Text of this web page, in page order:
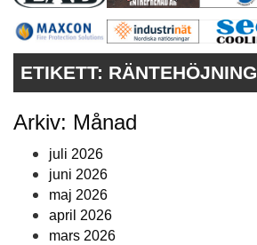
VÅRA ANDRA MAGASIN
ANNONSERA
ETIKETT: RÄNTEHÖJNING
Arkiv: Månad
juli 2026
juni 2026
maj 2026
april 2026
mars 2026